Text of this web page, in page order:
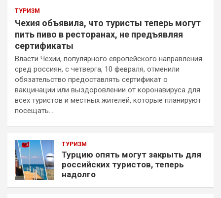
ТУРИЗМ
Чехия объявила, что туристы теперь могут
пить пиво в ресторанах, не предъявляя
сертификаты
Власти Чехии, популярного европейского направления
сред россиян, с четверга, 10 февраля, отменили
обязательство предоставлять сертификат о
вакцинации или выздоровлении от коронавируса для
всех туристов и местных жителей, которые планируют
посещать…
ТУРИЗМ
Турцию опять могут закрыть для
российских туристов, теперь
надолго